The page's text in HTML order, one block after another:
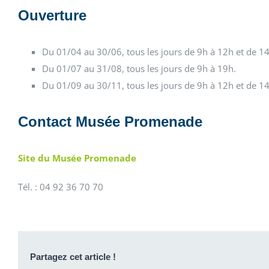
Ouverture
Du 01/04 au 30/06, tous les jours de 9h à 12h et de
Du 01/07 au 31/08, tous les jours de 9h à 19h.
Du 01/09 au 30/11, tous les jours de 9h à 12h et de
Contact Musée Promenade
Site du Musée Promenade
Tél. : 04 92 36 70 70
Partagez cet article !